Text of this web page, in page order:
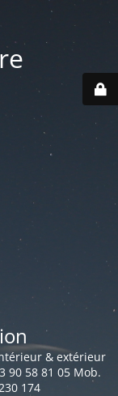
& extérieur
90 58 81 05 Mob.
174